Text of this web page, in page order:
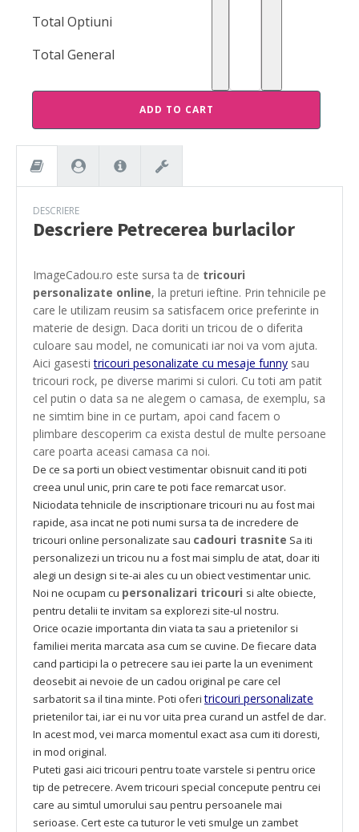
Total Optiuni
Total General
ADD TO CART
DESCRIERE
Descriere Petrecerea burlacilor
ImageCadou.ro este sursa ta de tricouri
personalizate online, la preturi ieftine. Prin tehnicile pe
care le utilizam reusim sa satisfacem orice preferinte in
materie de design. Daca doriti un tricou de o diferita
culoare sau model, ne comunicati iar noi va vom ajuta.
Aici gasestitricouri pesonalizate cu mesaje funny sau
tricouri rock, pe diverse marimi si culori. Cu toti am patit
cel putin o data sa ne alegem o camasa, de exemplu, sa
ne simtim bine in ce purtam, apoi cand facem o
plimbare descoperim ca exista destul de multe persoane
care poarta aceasi camasa ca noi.
De ce sa porti un obiect vestimentar obisnuit cand iti poti
creea unul unic, prin care te poti face remarcat usor.
Niciodata tehnicile de inscriptionare tricouri nu au fost mai
rapide, asa incat ne poti numi sursa ta de incredere de
tricouri online personalizate sau cadouri trasnite Sa iti
personalizezi un tricou nu a fost mai simplu de atat, doar iti
alegi un design si te-ai ales cu un obiect vestimentar unic.
Noi ne ocupam cu personalizari tricouri si alte obiecte,
pentru detalii te invitam sa explorezi site-ul nostru.
Orice ocazie importanta din viata ta sau a prietenilor si
familiei merita marcata asa cum se cuvine. De fiecare data
cand participi la o petrecere sau iei parte la un eveniment
deosebit ai nevoie de un cadou original pe care cel
sarbatorit sa il tina minte. Poti oferitricouri personalizate
prietenilor tai, iar ei nu vor uita prea curand un astfel de dar.
In acest mod, vei marca momentul exact asa cum iti doresti,
in mod original.
Puteti gasi aici tricouri pentru toate varstele si pentru orice
tip de petrecere. Avem tricouri special concepute pentru cei
care au simtul umorului sau pentru persoanele mai
serioase. Cert este ca tuturor le veti smulge un zambet